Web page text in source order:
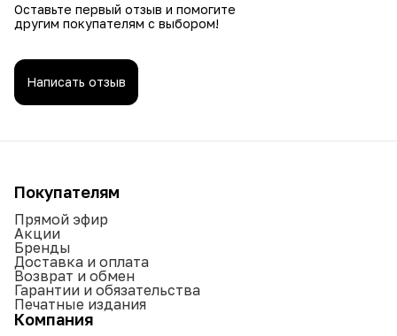
Оставьте первый отзыв и помогите
другим покупателям с выбором!
Написать отзыв
Покупателям
Прямой эфир
Акции
Бренды
Доставка и оплата
Возврат и обмен
Гарантии и обязательства
Печатные издания
Компания